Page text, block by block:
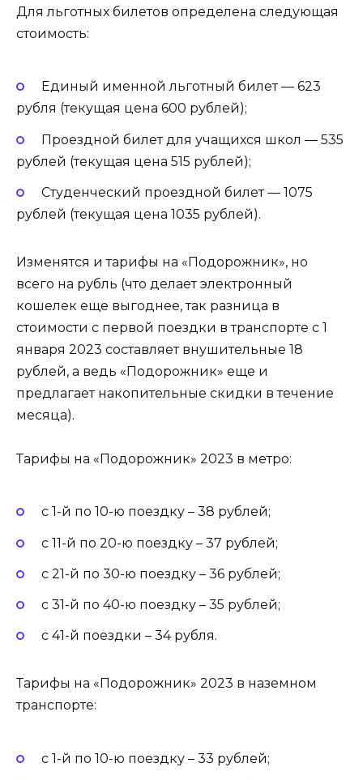
Для льготных билетов определена следующая
стоимость:
Единый именной льготный билет — 623
рубля (текущая цена 600 рублей);
Проездной билет для учащихся школ — 535
рублей (текущая цена 515 рублей);
Студенческий проездной билет — 1075
рублей (текущая цена 1035 рублей).
Изменятся и тарифы на «Подорожник», но
всего на рубль (что делает электронный
кошелек еще выгоднее, так разница в
стоимости с первой поездки в транспорте с 1
января 2023 составляет внушительные 18
рублей, а ведь «Подорожник» еще и
предлагает накопительные скидки в течение
месяца).
Тарифы на «Подорожник» 2023 в метро:
с 1-й по 10-ю поездку – 38 рублей;
с 11-й по 20-ю поездку – 37 рублей;
с 21-й по 30-ю поездку – 36 рублей;
с 31-й по 40-ю поездку – 35 рублей;
с 41-й поездки – 34 рубля.
Тарифы на «Подорожник» 2023 в наземном
транспорте:
с 1-й по 10-ю поездку – 33 рублей;